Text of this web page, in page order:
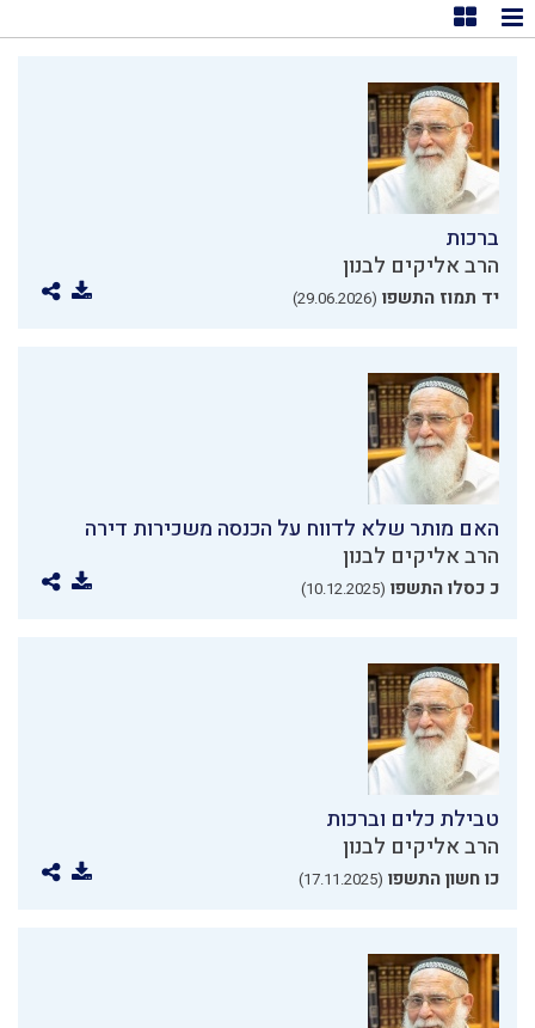
תצוגת רשימה
תצוגת קוביות
ברכות
הרב אליקים לבנון
יד תמוז התשפו (29.06.2026)
האם מותר שלא לדווח על הכנסה משכירות דירה
הרב אליקים לבנון
כ כסלו התשפו (10.12.2025)
טבילת כלים וברכות
הרב אליקים לבנון
כו חשון התשפו (17.11.2025)